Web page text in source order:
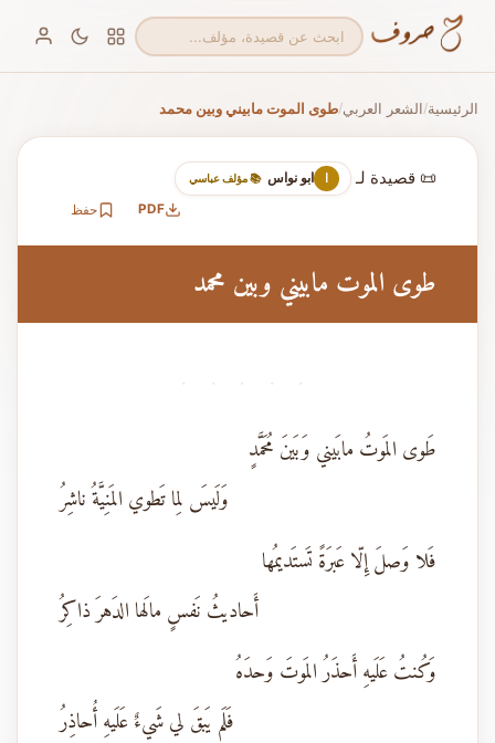
الرئيسية/الشعر العربي/طوى الموت مابيني وبين محمد
📜 قصيدة لـ ا ابو نواس 📚 مؤلف عباسي
PDF حفظ
طوى الموت مابيني وبين محمد
· · · · ·
طَوى المَوتُ مابَيني وَبَينَ مُحَمَّدٍ
وَلَيسَ لِما تَطوي المَنِيَّةُ ناشِرُ
فَلا وَصلَ إِلّا عَبرَةً تَستَديمُها
أَحاديثُ نَفسٍ مالَها الدَهرَ ذاكِرُ
وَكُنتُ عَلَيهِ أَحذَرُ المَوتَ وَحدَهُ
فَلَم يَبقَ لي شَيءٌ عَلَيهِ أُحاذِرُ